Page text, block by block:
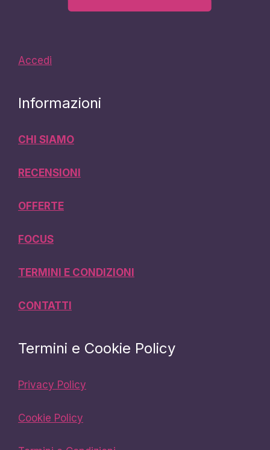
Accedi
Informazioni
CHI SIAMO
RECENSIONI
OFFERTE
FOCUS
TERMINI E CONDIZIONI
CONTATTI
Termini e Cookie Policy
Privacy Policy
Cookie Policy